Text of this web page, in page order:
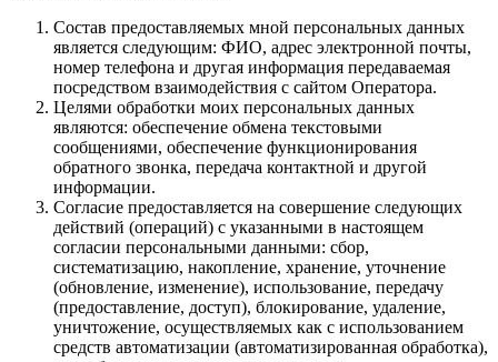
Состав предоставляемых мной персональных данных
является следующим: ФИО, адрес электронной почты,
номер телефона и другая информация передаваемая
посредством взаимодействия с сайтом Оператора.
Целями обработки моих персональных данных
являются: обеспечение обмена текстовыми
сообщениями, обеспечение функционирования
обратного звонка, передача контактной и другой
информации.
Согласие предоставляется на совершение следующих
действий (операций) с указанными в настоящем
согласии персональными данными: сбор,
систематизацию, накопление, хранение, уточнение
(обновление, изменение), использование, передачу
(предоставление, доступ), блокирование, удаление,
уничтожение, осуществляемых как с использованием
средств автоматизации (автоматизированная обработка),